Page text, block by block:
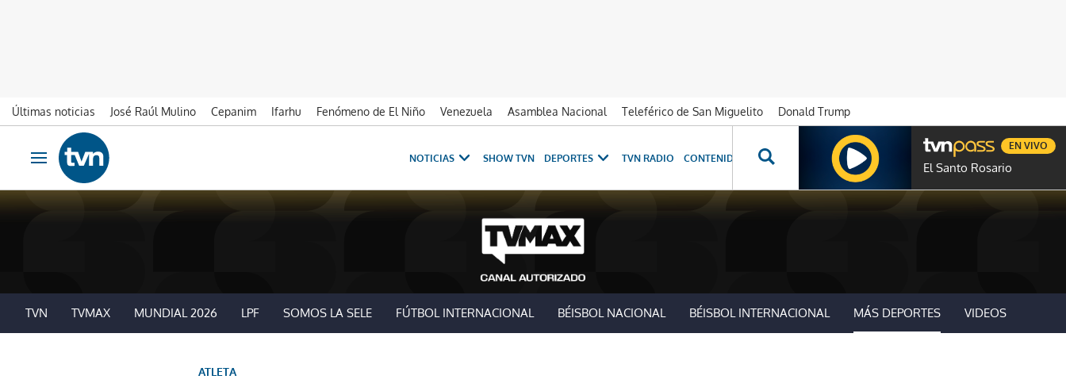
Últimas noticias José Raúl Mulino Cepanim Ifarhu Fenómeno de El Niño Venezuela Asamblea Nacional Teleférico de San Miguelito
Donald Trump
Ir al contenido
Obrir navegació
NOTICIAS SHOW TVN DEPORTES TVN RADIO CONTENIDOS ESPECIALES NOVELAS GENTE TVN
El Santo Rosario
EN VIVO
TVN TVMAX MUNDIAL 2026 LPF SOMOS LA SELE FÚTBOL INTERNACIONAL BÉISBOL NACIONAL BÉISBOL INTERNACIONAL MÁS DEPORTES VIDEOS
ATLETA